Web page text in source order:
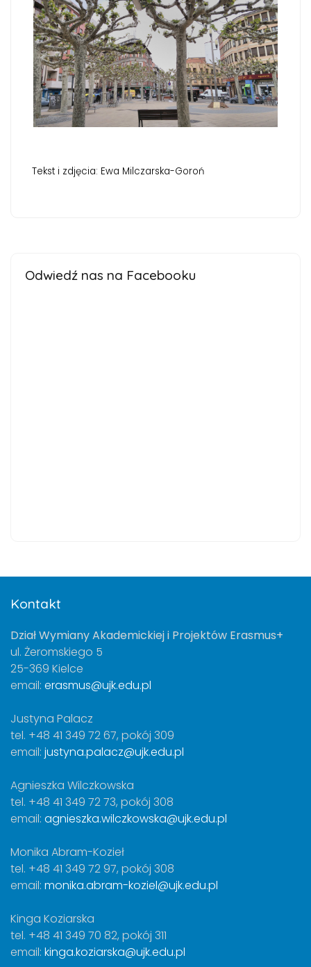
Tekst i zdjęcia: Ewa Milczarska-Goroń
Odwiedź nas na Facebooku
Kontakt
Dział Wymiany Akademickiej i Projektów Erasmus+
ul. Żeromskiego 5
25-369 Kielce
email: erasmus@ujk.edu.pl
Justyna Palacz
tel. +48 41 349 72 67, pokój 309
email: justyna.palacz@ujk.edu.pl
Agnieszka Wilczkowska
tel. +48 41 349 72 73, pokój 308
email: agnieszka.wilczkowska@ujk.edu.pl
Monika Abram-Kozieł
tel. +48 41 349 72 97, pokój 308
email: monika.abram-koziel@ujk.edu.pl
Kinga Koziarska
tel. +48 41 349 70 82, pokój 311
email: kinga.koziarska@ujk.edu.pl